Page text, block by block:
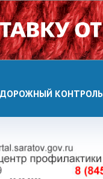
ДОРОЖНЫЙ КОНТРОЛЬ